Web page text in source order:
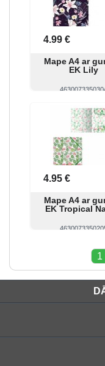
4.99 €
Mape A4 ar
EK Lily
Skatīt
4.95 €
Mape A4 ar
EK Tropical
1